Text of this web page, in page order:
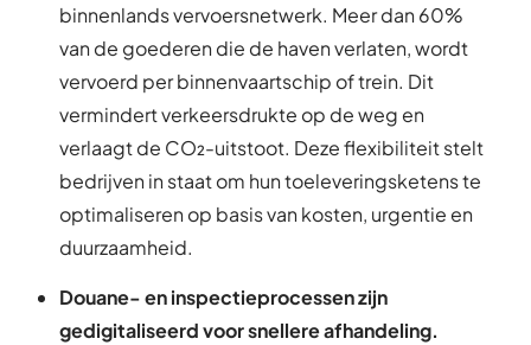
binnenlands vervoersnetwerk. Meer dan 60%
van de goederen die de haven verlaten, wordt
vervoerd per binnenvaartschip of trein. Dit
vermindert verkeersdrukte op de weg en
verlaagt de CO₂-uitstoot. Deze flexibiliteit stelt
bedrijven in staat om hun toeleveringsketens te
optimaliseren op basis van kosten, urgentie en
duurzaamheid.
Douane- en inspectieprocessen zijn
gedigitaliseerd voor snellere afhandeling.